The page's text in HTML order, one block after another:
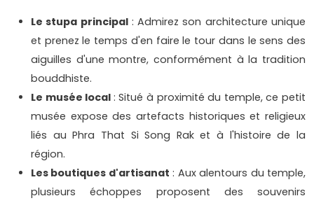
Le stupa principal: Admirez son architecture unique
et prenez le temps d'en faire le tour dans le sens des
aiguilles d'une montre, conformément à la tradition
bouddhiste.
Le musée local : Situé à proximité du temple, ce petit
musée expose des artefacts historiques et religieux
liés au Phra That Si Song Rak et à l'histoire de la
région.
Les boutiques d'artisanat : Aux alentours du temple,
plusieurs échoppes proposent des souvenirs